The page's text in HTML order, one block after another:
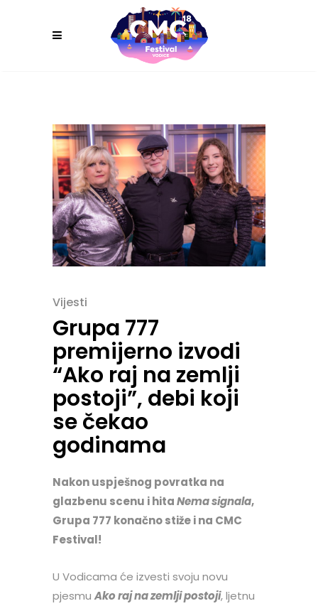
Vijesti
Grupa 777
premijerno izvodi
“Ako raj na zemlji
postoji”, debi koji
se čekao
godinama
Nakon uspješnog povratka na
glazbenu scenu i hitaNema signala,
Grupa 777 konačno stiže i na CMC
Festival!
U Vodicama će izvesti svoju novu
pjesmuAko raj na zemlji postoji, ljetnu